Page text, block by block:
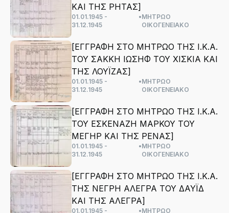
ΚΑΙ ΤΗΣ ΡΗΤΑΣ]
01.01.1945 -
31.12.1945
•ΜΗΤΡΩΟ
ΟΙΚΟΓΕΝΕΙΑΚΟ
[ΕΓΓΡΑΦΗ ΣΤΟ ΜΗΤΡΩΟ ΤΗΣ Ι.Κ.Α.
ΤΟΥ ΣΑΚΚΗ ΙΩΣΗΦ ΤΟΥ ΧΙΣΚΙΑ ΚΑΙ
ΤΗΣ ΛΟΥΪΖΑΣ]
01.01.1945 -
31.12.1945
•ΜΗΤΡΩΟ
ΟΙΚΟΓΕΝΕΙΑΚΟ
[ΕΓΓΡΑΦΗ ΣΤΟ ΜΗΤΡΩΟ ΤΗΣ Ι.Κ.Α.
ΤΟΥ ΕΣΚΕΝΑΖΗ ΜΑΡΚΟΥ ΤΟΥ
ΜΕΓΗΡ ΚΑΙ ΤΗΣ ΡΕΝΑΣ]
01.01.1945 -
31.12.1945
•ΜΗΤΡΩΟ
ΟΙΚΟΓΕΝΕΙΑΚΟ
[ΕΓΓΡΑΦΗ ΣΤΟ ΜΗΤΡΩΟ ΤΗΣ Ι.Κ.Α.
ΤΗΣ ΝΕΓΡΗ ΑΛΕΓΡΑ ΤΟΥ ΔΑΥΪΔ
ΚΑΙ ΤΗΣ ΑΛΕΓΡΑ]
01.01.1945 - •ΜΗΤΡΩΟ